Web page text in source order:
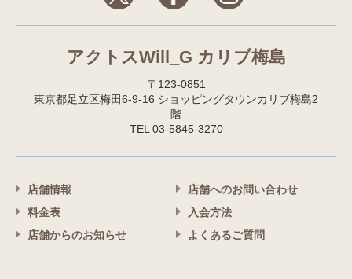
アクトスWill_G カリブ梅島
〒123-0851
東京都足立区梅田6-9-16 ショッピングタウンカリブ梅島2
階
TEL 03-5845-3270
店舗情報
料金表
店舗からのお知らせ
店舗へのお問い合わせ
入会方法
よくあるご質問